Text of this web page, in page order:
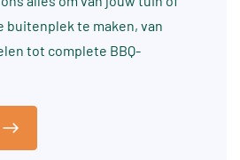
te maken, van
tot complete BBQ-